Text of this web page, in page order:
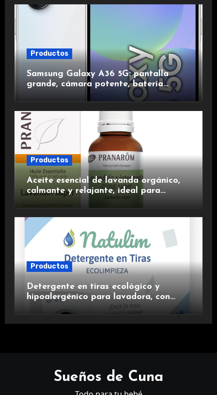
Productos
Samsung Galaxy A36 5G: pantalla
grande, cámara potente, batería
duradera y carga rápida para una
Productos
Aceite esencial de lavanda orgánico,
calmante y relajante, ideal para
Productos
Detergente en tiras ecológico y
hipoalergénico para lavadora, con
suavizante incluido y fragancia de
lavanda.
Sueños de Cuna